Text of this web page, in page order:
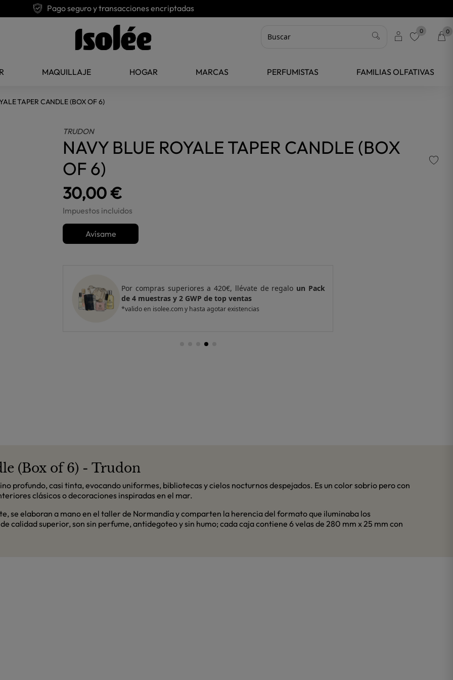
Pago seguro y transacciones encriptadas
0 0
MAQUILLAJE HOGAR MARCAS PERFUMISTAS FAMILIAS OLFATIVAS
TAPER CANDLE (BOX OF 6)
TRUDON
NAVY BLUE ROYALE TAPER CANDLE (BOX
OF 6)
30,00 €
Impuestos incluidos
Avísame
Por compras superiores a 420€, llévate de regalo un Pack
de 4 muestras y 2 GWP de top ventas
*valido en isolee.com y hasta agotar existencias
(Box of 6) - Trudon
profundo, casi tinta, evocando uniformes, bibliotecas y cielos nocturnos despejados. Es un color sobrio pero con
clásicos o decoraciones inspiradas en el mar.
se elaboran a mano en el taller de Normandía y comparten la herencia del formato que iluminaba los
calidad superior, son sin perfume, antidegoteo y sin humo; cada caja contiene 6 velas de 280 mm x 25 mm con